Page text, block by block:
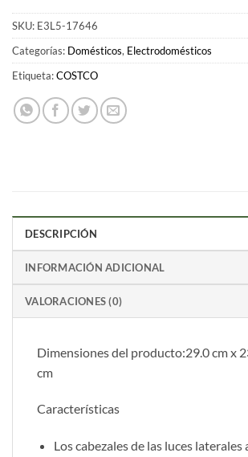
SKU: E3L5-17646
Categorías: Domésticos, Electrodomésticos
Etiqueta:COSTCO
DESCRIPCIÓN
INFORMACIÓN ADICIONAL
VALORACIONES (0)
Dimensiones del producto:29.0 cm x
cm
Características
Los cabezales de las luces laterales